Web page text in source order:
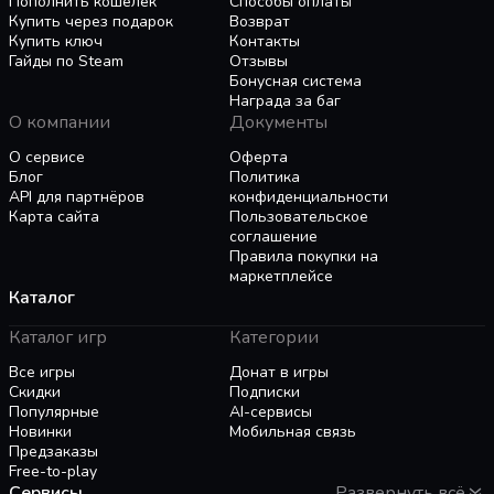
удовольствие на весь день! Лишь 5% людей
способны решить эту загадку...
ИГРА НА РУССКОМ ЯЗЫКЕ!
Игра полностью переведена и озвучена на
Русский язык, чтобы ничего не отвлекало во
время игры!
Жми быстрее! ГОООООЛ!!!
Купить через подарок
Купить ключ
Гайды по Steam
Возврат
Контакты
Отзывы
Бонусная система
Награда за баг
О компании
О сервисе
Блог
API для партнёров
Карта сайта
Документы
Оферта
Политика
конфиденциальности
Пользовательское
соглашение
Правила покупки на
маркетплейсе
Каталог
Каталог игр
Все игры
Скидки
Популярные
Новинки
Предзаказы
Free-to-play
Категории
Донат в игры
Подписки
AI-сервисы
Мобильная связь